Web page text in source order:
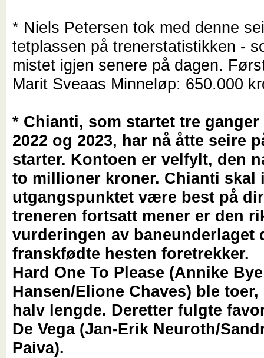
* Niels Petersen tok med denne
tetplassen på trenerstatistikken -
mistet igjen senere på dagen.
Marit Sveaas Minneløp: 650.000
* Chianti, som startet tre
2022 og 2023, har nå åtte seire
starter. Kontoen er velfylt, den
to millioner kroner. Chianti skal
utgangspunktet være best på
treneren fortsatt mener er den
vurderingen av baneunderlaget
franskfødte hesten foretrekker.
Hard One To Please (Annike Bye
Hansen/Elione Chaves) ble
halv lengde. Deretter fulgte
De Vega (Jan-Erik Neuroth/
Paiva).